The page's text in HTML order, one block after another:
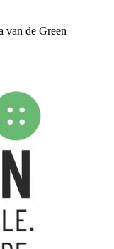
van de Green